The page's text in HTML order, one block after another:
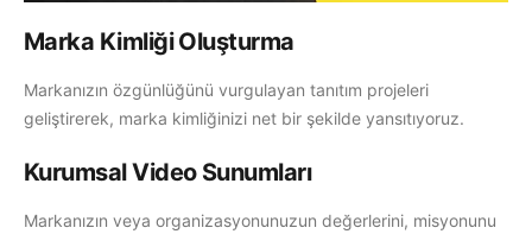
Marka Kimliği Oluşturma
Markanızın özgünlüğünü vurgulayan tanıtım projeleri
geliştirerek, marka kimliğinizi net bir şekilde yansıtıyoruz.
Kurumsal Video Sunumları
Markanızın veya organizasyonunuzun değerlerini, misyonunu